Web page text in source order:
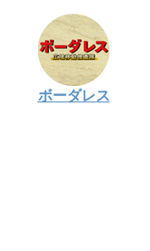
ボーダレス